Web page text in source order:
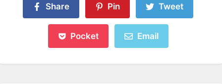
Share Pin Tweet
Pocket Email